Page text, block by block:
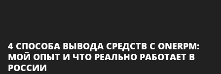
4 СПОСОБА ВЫВОДА СРЕДСТВ С ONERPM:
МОЙ ОПЫТ И ЧТО РЕАЛЬНО РАБОТАЕТ В
РОССИИ